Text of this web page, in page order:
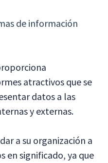
de información
atractivos que se
datos a las
y externas.
a su organización a
en significado, ya que